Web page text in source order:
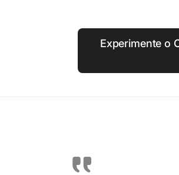
Experimente o